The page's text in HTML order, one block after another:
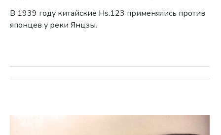
В 1939 году китайские Hs.123 применялись против
японцев у реки Янцзы.